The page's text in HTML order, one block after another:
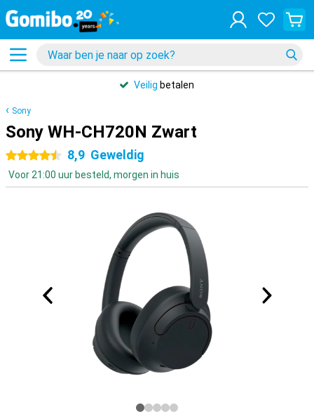
Veilig betalen
Sony
Sony WH-CH720N Zwart
4.5 sterren
8,9 Geweldig
Voor 21:00 uur besteld, morgen in huis